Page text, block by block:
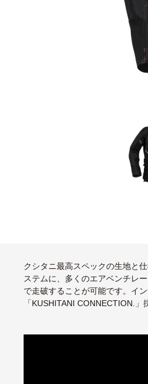
クシタニ最高スペックの生地と
ステムに、多くのエアベンチレ
で走破することが可能です。イ
「KUSHITANI CONNECTION.」